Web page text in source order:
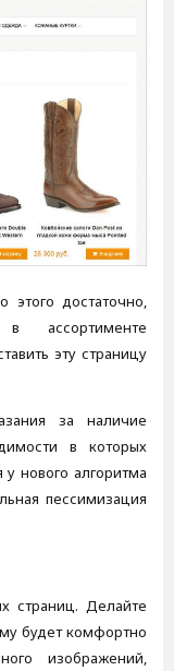
этого достаточно,
ассортименте
эту страницу
за наличие
в которых
нового алгоритма
пессимизация
страниц. Делайте
будет комфортно
изображений,